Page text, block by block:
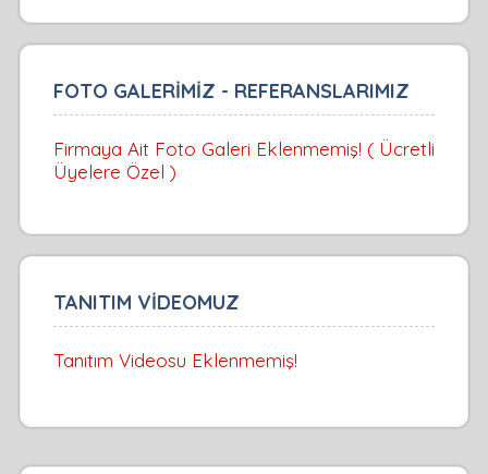
FOTO GALERİMİZ - REFERANSLARIMIZ
Firmaya Ait Foto Galeri Eklenmemiş! ( Ücretli
Üyelere Özel )
TANITIM VİDEOMUZ
Tanıtım Videosu Eklenmemiş!